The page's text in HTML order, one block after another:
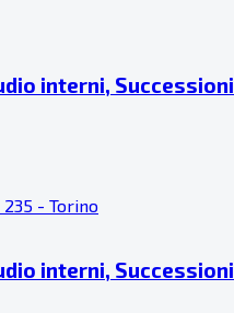
interni, Successioni
235 - Torino
interni, Successioni